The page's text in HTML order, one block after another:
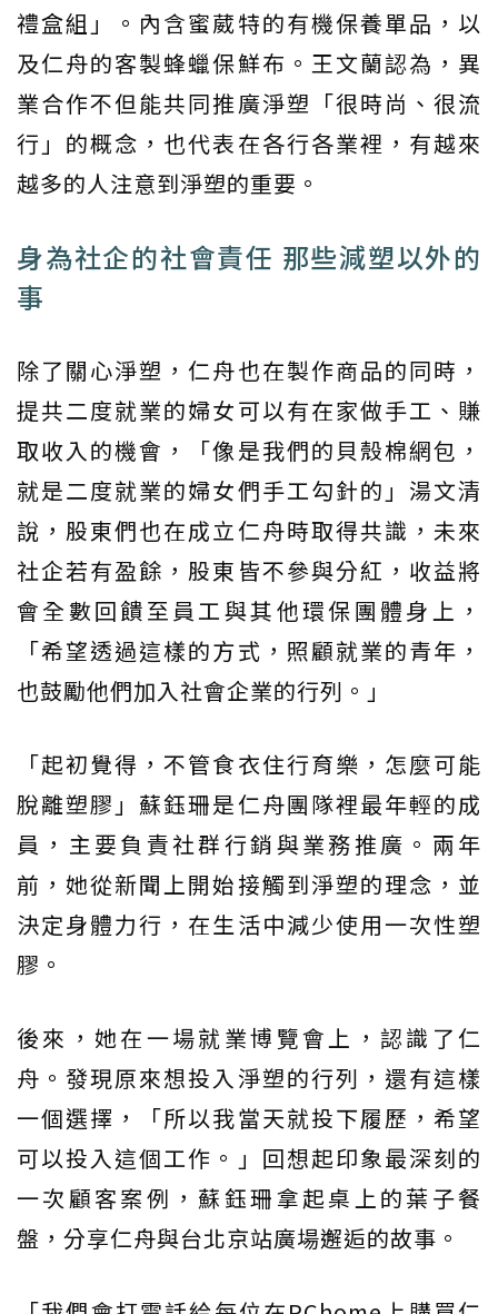
禮盒組」。內含蜜葳特的有機保養單品，以
及仁舟的客製蜂蠟保鮮布。王文蘭認為，異
業合作不但能共同推廣淨塑「很時尚、很流
行」的概念，也代表在各行各業裡，有越來
越多的人注意到淨塑的重要。
身為社企的社會責任 那些減塑以外的
事
除了關心淨塑，仁舟也在製作商品的同時，
提共二度就業的婦女可以有在家做手工、賺
取收入的機會，「像是我們的貝殼棉網包，
就是二度就業的婦女們手工勾針的」湯文清
說，股東們也在成立仁舟時取得共識，未來
社企若有盈餘，股東皆不參與分紅，收益將
會全數回饋至員工與其他環保團體身上，
「希望透過這樣的方式，照顧就業的青年，
也鼓勵他們加入社會企業的行列。」
「起初覺得，不管食衣住行育樂，怎麼可能
脫離塑膠」蘇鈺珊是仁舟團隊裡最年輕的成
員，主要負責社群行銷與業務推廣。兩年
前，她從新聞上開始接觸到淨塑的理念，並
決定身體力行，在生活中減少使用一次性塑
膠。
後來，她在一場就業博覽會上，認識了仁
舟。發現原來想投入淨塑的行列，還有這樣
一個選擇，「所以我當天就投下履歷，希望
可以投入這個工作。」回想起印象最深刻的
一次顧客案例，蘇鈺珊拿起桌上的葉子餐
盤，分享仁舟與台北京站廣場邂逅的故事。